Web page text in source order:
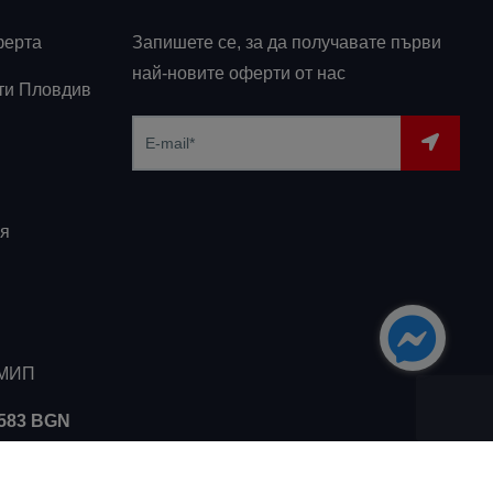
Пловдив
BGN
Запишете се, за да получавате първи
най-новите оферти от нас